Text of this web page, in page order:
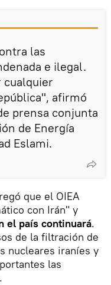
las
e ilegal.
cualquier
afirmó
prensa conjunta
de Energía
Eslami.
que el OIEA
con Irán" y
el país continuará.
de la filtración de
nucleares iraníes y
las